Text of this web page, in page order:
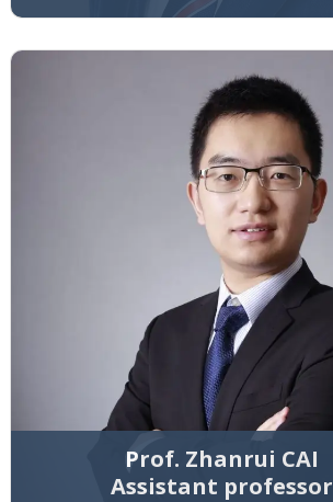
Prof. Zhanrui CAI
Assistant professor